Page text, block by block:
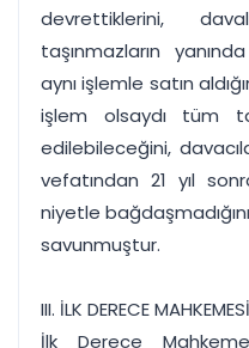
devrettiklerini,
taşınmazların
aynı işlemle satın
işlem olsaydı tüm
edilebileceğini,
vefatından 21 yıl
niyetle
savunmuştur.
III. İLK DERECE
İlk Derece